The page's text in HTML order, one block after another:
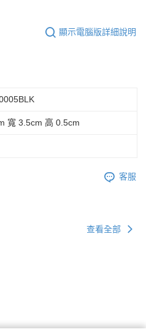
顯示電腦版詳細說明
寬 3.5cm 高 0.5cm
客服
查看全部